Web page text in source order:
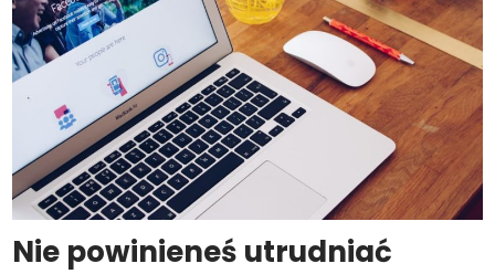
Nie powinieneś utrudniać